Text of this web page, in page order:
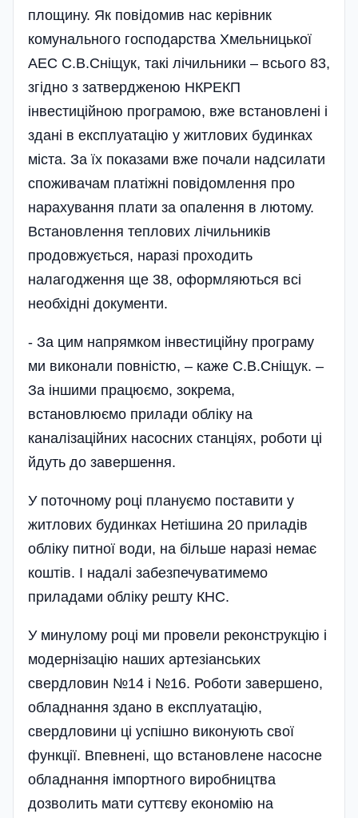
площину. Як повідомив нас керівник
комунального господарства Хмельницької
АЕС С.В.Сніщук, такі лічильники – всього 83,
згідно з затвердженою НКРЕКП
інвестиційною програмою, вже встановлені і
здані в експлуатацію у житлових будинках
міста. За їх показами вже почали надсилати
споживачам платіжні повідомлення про
нарахування плати за опалення в лютому.
Встановлення теплових лічильників
продовжується, наразі проходить
налагодження ще 38, оформляються всі
необхідні документи.
- За цим напрямком інвестиційну програму
ми виконали повністю, – каже С.В.Сніщук. –
За іншими працюємо, зокрема,
встановлюємо прилади обліку на
каналізаційних насосних станці­ях, роботи ці
йдуть до завершення.
У поточному році плануємо поставити у
житлових будинках Нетішина 20 приладів
обліку питної води, на більше наразі немає
коштів. І надалі забезпечуватимемо
приладами обліку решту КНС.
У минулому році ми провели реконструкцію і
модернізацію наших артезіанських
свердловин №14 і №16. Роботи завершено,
обладнання здано в експлуатацію,
свердловини ці успішно виконують свої
функції. Впевнені, що встановлене насосне
обладнання імпортного виробництва
дозволить мати суттєву економію на